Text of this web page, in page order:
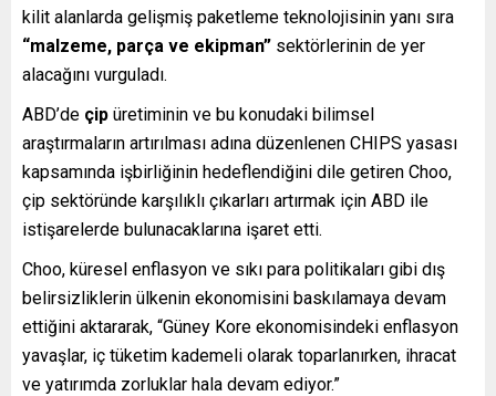
kilit alanlarda gelişmiş paketleme teknolojisinin yanı sıra
“malzeme, parça ve ekipman” sektörlerinin de yer
alacağını vurguladı.
ABD’de çip üretiminin ve bu konudaki bilimsel
araştırmaların artırılması adına düzenlenen CHIPS yasası
kapsamında işbirliğinin hedeflendiğini dile getiren Choo,
çip sektöründe karşılıklı çıkarları artırmak için ABD ile
istişarelerde bulunacaklarına işaret etti.
Choo, küresel enflasyon ve sıkı para politikaları gibi dış
belirsizliklerin ülkenin ekonomisini baskılamaya devam
ettiğini aktararak, “Güney Kore ekonomisindeki enflasyon
yavaşlar, iç tüketim kademeli olarak toparlanırken, ihracat
ve yatırımda zorluklar hala devam ediyor.”